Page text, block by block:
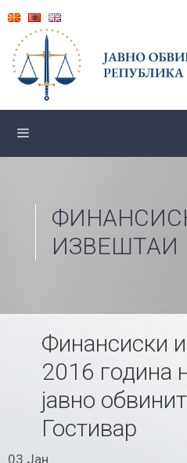
content
ИЗВЕШТАИ
Финансиски
2016 година
јавно
Гостивар
03 Јан